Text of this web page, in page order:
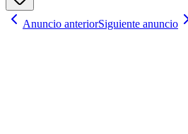
Anuncio anteriorSiguiente anuncio